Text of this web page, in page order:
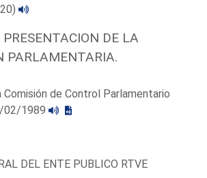
PRESENTACION DE LA
PARLAMENTARIA.
de Control Parlamentario
02/1989
DEL ENTE PUBLICO RTVE